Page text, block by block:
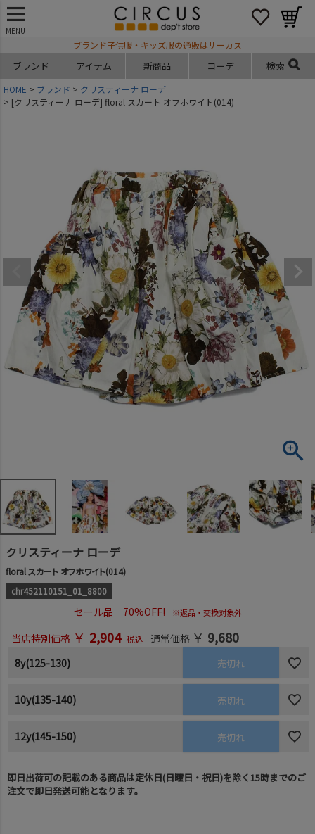
MENU
ブランド子供服・キッズ服の通販はサーカス
ブランド アイテム 新商品 コーデ 検索
HOME ブランド
クリスティーナ ローデ
[クリスティーナ ローデ] floral スカート オフホワイト(014)
クリスティーナ ローデ
floral スカート オフホワイト(014)
chr452110151_01_8800
セール品 70%OFF! ※返品・交換対象外
当店特別価格 ￥ 2,904 税込 通常価格 ￥ 9,680
8y(125-130) 売切れ
10y(135-140) 売切れ
12y(145-150) 売切れ
即日出荷可の記載のある商品は定休日(日曜日・祝日)を除く15時までのご
注文で即日発送可能となります。